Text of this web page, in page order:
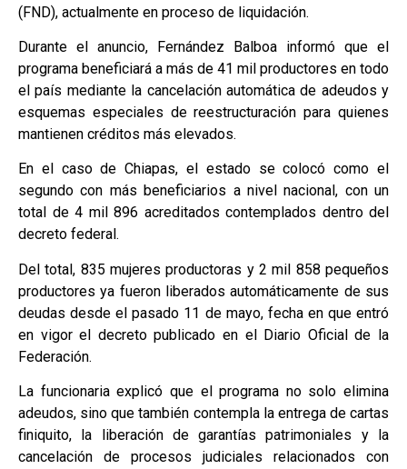
(FND), actualmente en proceso de liquidación.
Durante el anuncio, Fernández Balboa informó que el
programa beneficiará a más de 41 mil productores en todo
el país mediante la cancelación automática de adeudos y
esquemas especiales de reestructuración para quienes
mantienen créditos más elevados.
En el caso de Chiapas, el estado se colocó como el
segundo con más beneficiarios a nivel nacional, con un
total de 4 mil 896 acreditados contemplados dentro del
decreto federal.
Del total, 835 mujeres productoras y 2 mil 858 pequeños
productores ya fueron liberados automáticamente de sus
deudas desde el pasado 11 de mayo, fecha en que entró
en vigor el decreto publicado en el Diario Oficial de la
Federación.
La funcionaria explicó que el programa no solo elimina
adeudos, sino que también contempla la entrega de cartas
finiquito, la liberación de garantías patrimoniales y la
cancelación de procesos judiciales relacionados con